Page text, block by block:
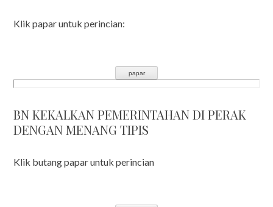
Klik papar untuk perincian:
BN KEKALKAN PEMERINTAHAN DI PERAK
DENGAN MENANG TIPIS
Klik butang papar untuk perincian